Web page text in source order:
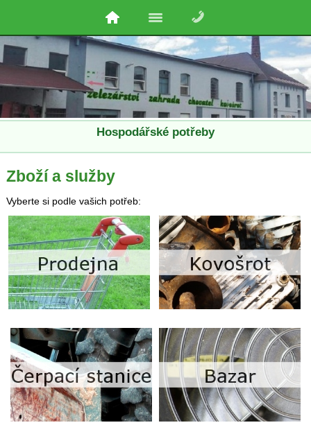
Hospodářské potřeby
Zboží a služby
Vyberte si podle vašich potřeb: